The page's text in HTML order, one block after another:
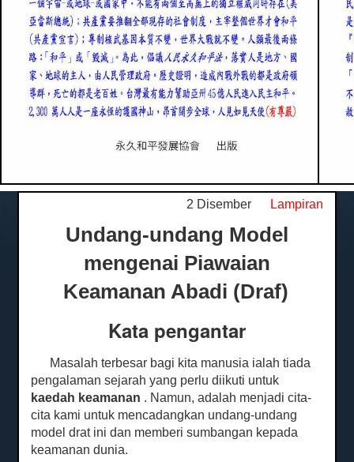
2 Disember Lampiran
Undang-undang Model
mengenai Piawaian
Keamanan Abadi (Draf)
Kata pengantar
Masalah terbesar bagi kita manusia ialah tiada
pengalaman sejarah yang perlu diikuti untuk
kaedah keamanan . Namun, adalah menjadi cita-
cita kami untuk mencadangkan undang-undang
model drat ini dan memberi sumbangan kepada
keamanan dunia.